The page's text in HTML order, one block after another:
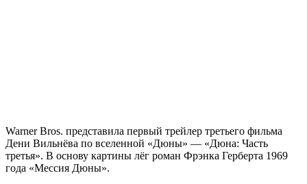
Warner Bros. представила первый трейлер третьего фильма
Дени Вильнёва по вселенной «Дюны» — «Дюна: Часть
третья». В основу картины лёг роман Фрэнка Герберта 1969
года «Мессия Дюны».